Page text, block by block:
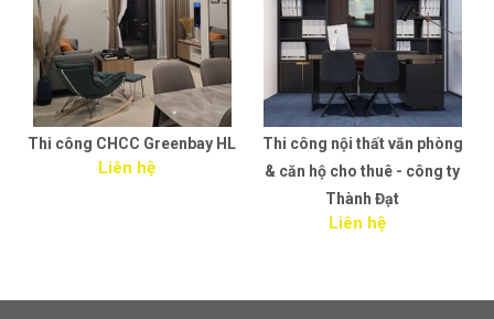
Thi công CHCC Greenbay HL
Liên hệ
Thi công nội thất văn phòng
& căn hộ cho thuê - công ty
Thành Đạt
Liên hệ